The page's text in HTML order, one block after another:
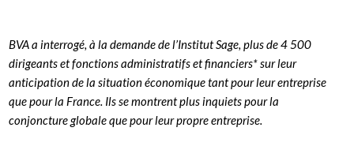
BVA a interrogé, à la demande de l’Institut Sage, plus de 4 500
dirigeants et fonctions administratifs et financiers* sur leur
anticipation de la situation économique tant pour leur entreprise
que pour la France. Ils se montrent plus inquiets pour la
conjoncture globale que pour leur propre entreprise.